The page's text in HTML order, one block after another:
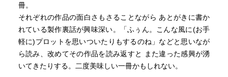
冊。
それぞれの作品の面白さもさることながら あとがきに書か
れている製作裏話が興味深い。「ふぅん。こんな風に(お手
軽に)プロットを思いついたりもするのね」などと思いなが
ら読み、改めてその作品を読み返すと また違った感興が湧
いてきたりする。二度美味しい一冊かもしれない。